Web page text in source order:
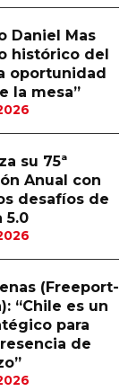
Daniel Mas
histórico del
oportunidad
la mesa”
su 75ª
Anual con
desafíos de
5.0
(Freeport-
“Chile es un
para
de